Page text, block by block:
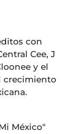
con
Cee, J
y el
crecimiento
México"